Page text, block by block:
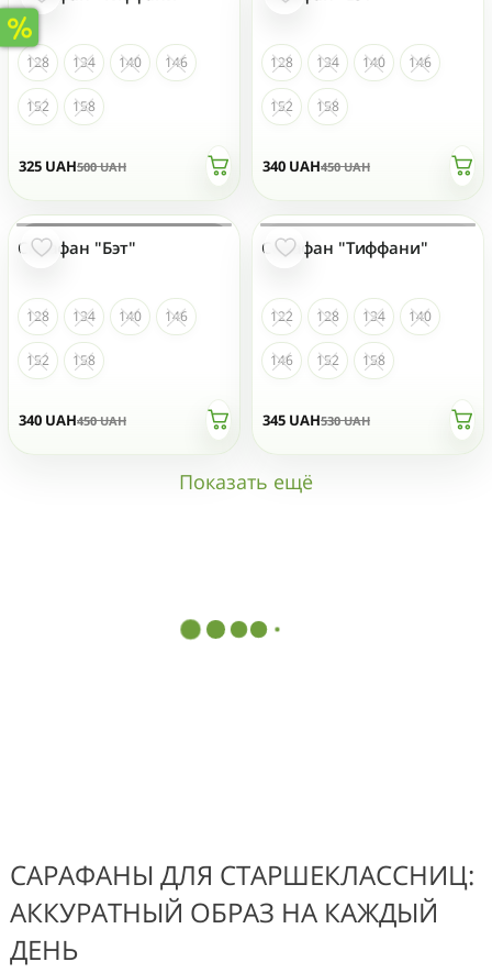
325 UAH500UAH
128 134 140 146
152 158
340 UAH450UAH
128 134 140 146
152 158
НЕТ НА СКЛАДЕ
340 UAH450UAH
Сарафан "Бэт"
128 134 140 146
152 158
НЕТ НА СКЛАДЕ
345 UAH530UAH
Сарафан "Тиффани"
122 128 134 140
146 152 158
Показать ещё
САРАФАНЫ ДЛЯ СТАРШЕКЛАССНИЦ:
АККУРАТНЫЙ ОБРАЗ НА КАЖДЫЙ
ДЕНЬ